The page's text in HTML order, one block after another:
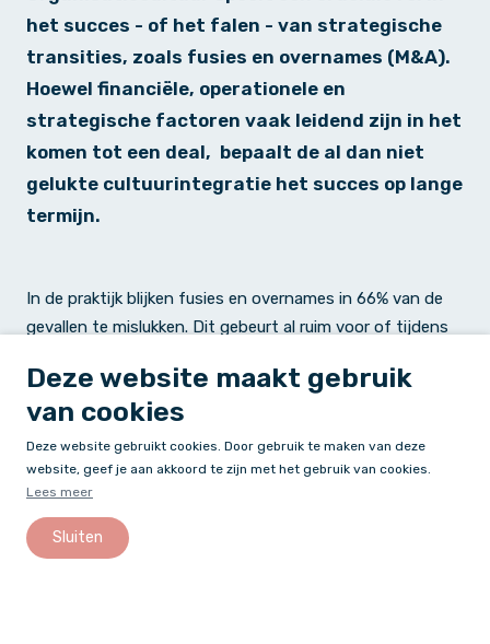
het succes - of het falen - van strategische
transities, zoals fusies en overnames (M&A).
Hoewel financiële, operationele en
strategische factoren vaak leidend zijn in het
komen tot een deal, bepaalt de al dan niet
gelukte cultuurintegratie het succes op lange
termijn.
In de praktijk blijken fusies en overnames in 66% van de
gevallen te mislukken. Dit gebeurt al ruim voor of tijdens
aandacht voor cultuur, komen de continuïteit en een
stabiele werkomgeving onder druk te staan.
Er is dan een scherpe blik nodig, die kenmerkende
waarden, dynamieken en patronen identificeert en nagaat
wat er nodig is om deze ten positieve te beïnvloeden.
Deze website maakt gebruik
van cookies
Deze website gebruikt cookies. Door gebruik te maken van deze
website, geef je aan akkoord te zijn met het gebruik van cookies.
Lees meer
Sluiten